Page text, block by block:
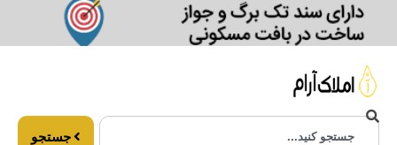
جستجو